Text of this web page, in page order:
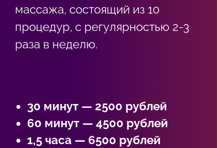
массажа, состоящий из 10
процедур, с регулярностью 2-3
раза в неделю.
30 минут — 2500 рублей
60 минут — 4500 рублей
1,5 часа — 6500 рублей